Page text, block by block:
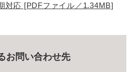
対応 [PDFファイル／1.34MB]
お問い合わせ先